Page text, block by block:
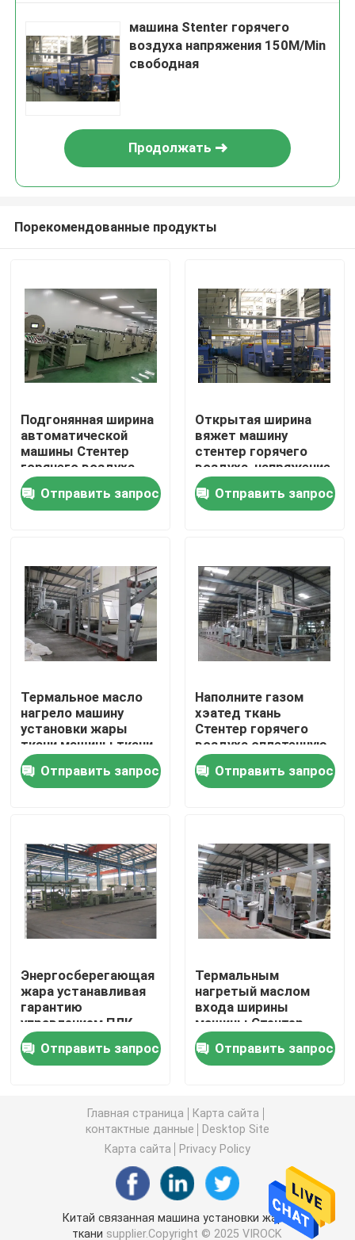
Дом
Продукты
Путешествие фабрики
Проверка качества
новости
Спросите цитату
stenter установки жары
Машина Стентер горячего воздуха
машина stenter тканья
машина стентер ткани
Роторная печатная машина экрана
Машина распаровщика петли
Ослабьте более сухую машину
машина Stenter горячего
воздуха напряжения 150M/Min
свободная
Продолжать
Порекомендованные продукты
Подгонянная ширина
автоматической
машины Стентер
горячего воздуха
вертикальная цепная
узкаяОтправить запрос
Открытая ширина
вяжет машину
стентер горячего
воздуха, напряжение
свободное, простое
обслуживание
Отправить запрос
Термальное масло
нагрело машину
установки жары
ткани машины ткани
Стентер ткани
связанную
Отправить запрос
Наполните газом
хэатед ткань
Стентер горячего
воздуха сплетенную
машиной заканчивая
совмещенные Пин
Стентер/зажим
Отправить запрос
Энергосберегающая
жара устанавливая
гарантию
управлением ПЛК
ткани машины
Стентер 1 год
Отправить запрос
Термальным
нагретый маслом
входа ширины
машины Стентер
горячего воздуха
рельс открытого
горизонтальный
Отправить запрос
Главная страница
Карта сайта
контактные данные
Desktop Site
Карта сайта
Privacy Policy
Китай связанная машина установки жары
ткани supplier.Copyright © 2025 VIROCK